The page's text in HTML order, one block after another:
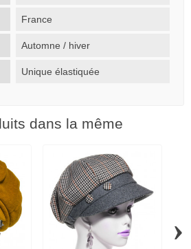
France
Automne / hiver
Unique élastiquée
dans la même
›